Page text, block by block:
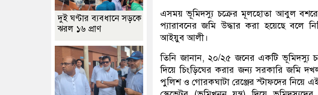
এসময় ভূমিদস্যু চক্রের মূলহোতা আবুল
প্যারাবনের জমি উদ্ধার করা হয়েছে বলে
আইয়ুব আলী।
তিনি জানান, ২০/২৫ জনের একটি ভূমিদস্যু
দিয়ে চিংড়িঘের করার জন্য সরকারি জমি
পুলিশ ও গোরকঘাটা রেঞ্জের স্টাফদের নিয়ে
দুই ঘণ্টার ব্যবধানে সড়কে
ঝরল ১৬ প্রাণ